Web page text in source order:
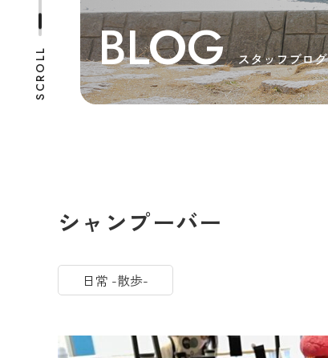
SCROLL BLOG スタッフブログ
シャンプーバー
日常 -散歩-